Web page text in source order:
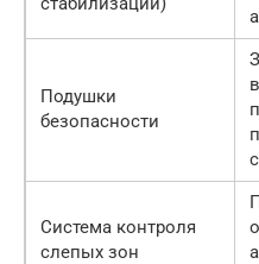
Подушки
безопасности
Система контроля
слепых зон